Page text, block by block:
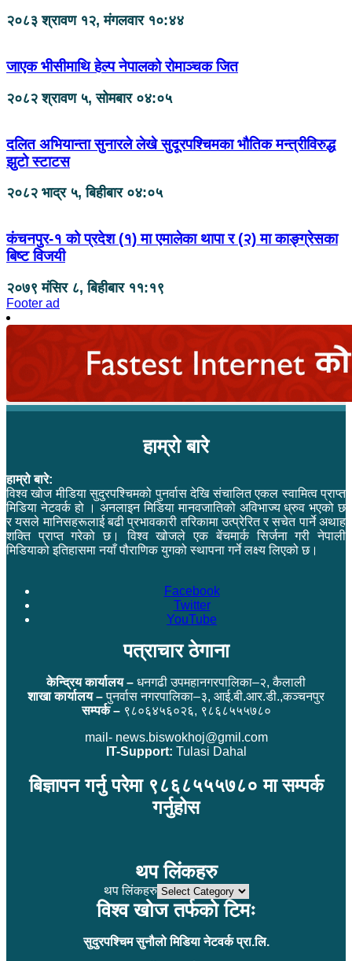
२०८३ श्रावण १२, मंगलवार १०:४४
जाएक भीसीमाथि हेल्प नेपालको रोमाञ्चक जित
२०८२ श्रावण ५, सोमबार ०४:०५
दलित अभियान्ता सुनारले लेखे सुदूरपश्चिमका भौतिक मन्त्रीविरुद्ध
झुटो स्टाटस
२०८२ भाद्र ५, बिहीबार ०४:०५
कंचनपुर-१ को प्रदेश (१) मा एमालेका थापा र (२) मा काङ्ग्रेसका
बिष्ट विजयी
२०७९ मंसिर ८, बिहीबार ११:१९
Footer ad
हाम्रो बारे
हाम्रो बारे:
विश्व खोज मीडिया सुदुरपश्चिमको पुनर्वास देखि संचालित एकल स्वामित्व प्राप्त
मिडिया नेटवर्क हो । अनलाइन मिडिया मानवजातिको अविभाज्य ध्रुव भएको छ
र यसले मानिसहरूलाई बढी प्रभावकारी तरिकामा उत्प्रेरित र सचेत पार्ने अथाह
शक्ति प्राप्त गरेको छ। विश्व खोजले एक बेंचमार्क सिर्जना गरी नेपाली
मिडियाको इतिहासमा नयाँ पौराणिक युगको स्थापना गर्ने लक्ष्य लिएको छ।
Facebook
Twitter
YouTube
पत्राचार ठेगाना
केन्द्रिय कार्यालय – धनगढी उपमहानगरपालिका–२, कैलाली
शाखा कार्यालय –पुनर्वास नगरपालिका–३, आई.बी.आर.डी.,कञ्चनपुर
सम्पर्क –९८०६४५६०२६, ९८६८५५५७८०
mail- news.biswokhoj@gmil.com
IT-Support: Tulasi Dahal
बिज्ञापन गर्नु परेमा ९८६८५५५७८० मा सम्पर्क
गर्नुहोस
थप लिंकहरु
थप लिंकहरु
विश्व खोज तर्फको टिमः
सुदुरपश्चिम सुनौलो मिडिया नेटवर्क प्रा.लि.